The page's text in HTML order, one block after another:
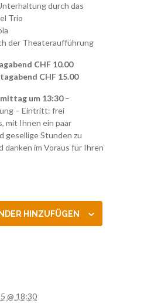
durch das
Trio
der Theateraufführung
CHF 10.00
CHF 15.00
um 13:30–
– Eintritt: frei
mit Ihnen ein paar
gesellige Stunden zu
danken im Voraus für Ihren
HINZUFÜGEN
@ 18:30